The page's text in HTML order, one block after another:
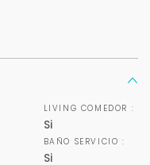
LIVING COMEDOR :
Si
BAÑO SERVICIO :
Si